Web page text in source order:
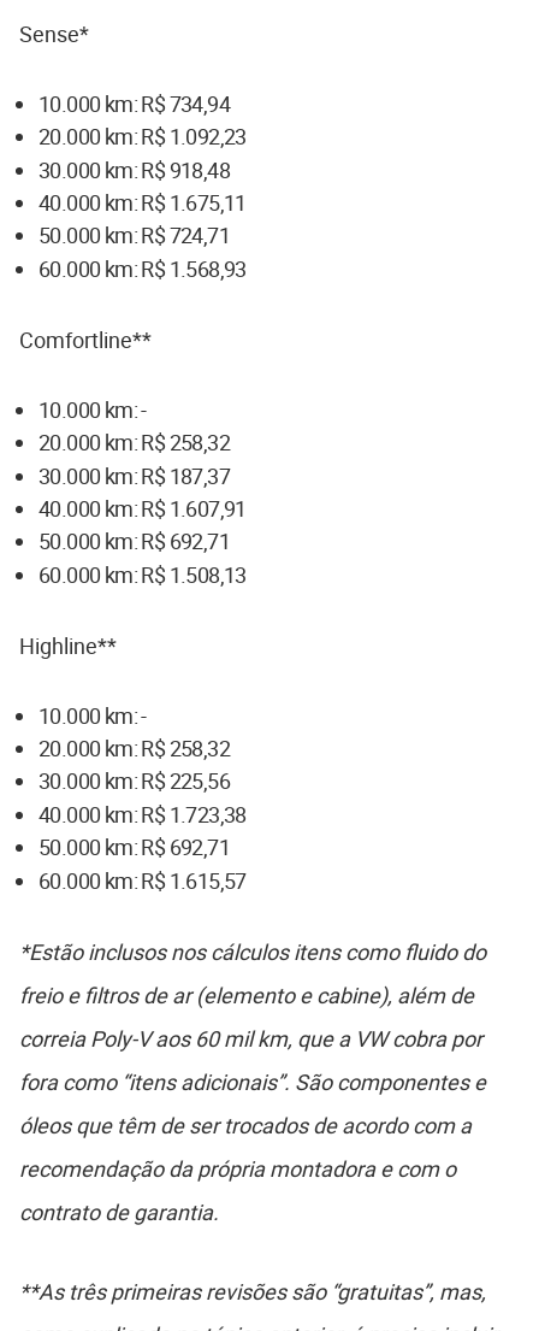
Sense*
10.000 km: R$ 734,94
20.000 km: R$ 1.092,23
30.000 km: R$ 918,48
40.000 km: R$ 1.675,11
50.000 km: R$ 724,71
60.000 km: R$ 1.568,93
Comfortline**
10.000 km: -
20.000 km: R$ 258,32
30.000 km: R$ 187,37
40.000 km: R$ 1.607,91
50.000 km: R$ 692,71
60.000 km: R$ 1.508,13
Highline**
10.000 km: -
20.000 km: R$ 258,32
30.000 km: R$ 225,56
40.000 km: R$ 1.723,38
50.000 km: R$ 692,71
60.000 km: R$ 1.615,57
*Estão inclusos nos cálculos itens como fluido do
freio e filtros de ar (elemento e cabine), além de
correia Poly-V aos 60 mil km, que a VW cobra por
fora como “itens adicionais”. São componentes e
óleos que têm de ser trocados de acordo com a
recomendação da própria montadora e com o
contrato de garantia.
**As três primeiras revisões são “gratuitas”, mas,